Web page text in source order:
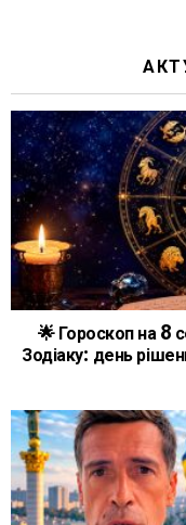
🌟 Гороскоп на 8
Зодіаку: день